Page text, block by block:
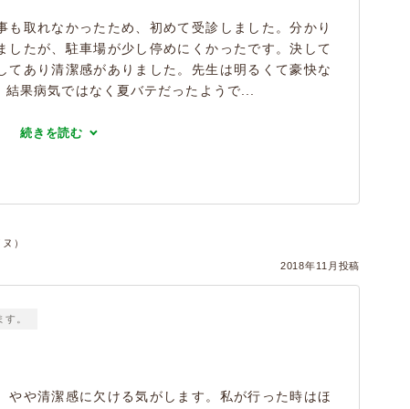
も取れなかったため、初めて受診しました。分かり
したが、駐車場が少し停めにくかったです。決して
てあり清潔感がありました。先生は明るくて豪快な
果病気ではなく夏バテだったようで...
続きを読む
）
2018年11月投稿
。
やや清潔感に欠ける気がします。私が行った時はほ